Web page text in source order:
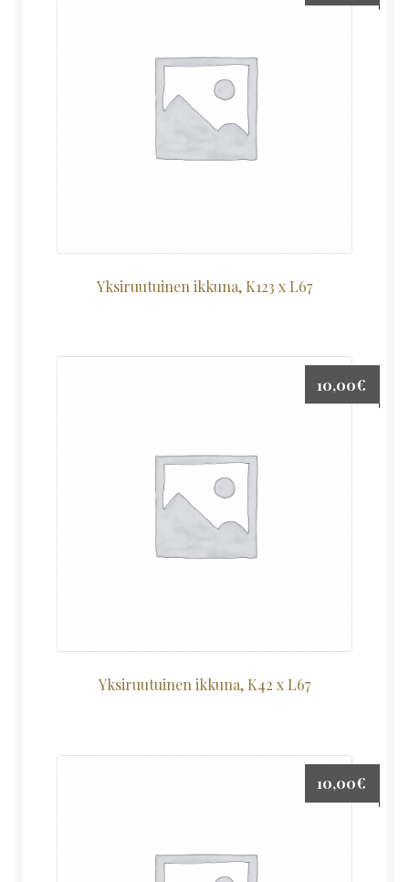
Yksiruutuinen ikkuna, K123 x L67
Yksiruutuinen ikkuna, K42 x L67
10,00€
10,00€